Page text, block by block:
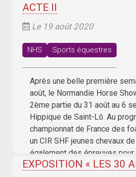
ACTE II
Le 19 août 2020
NHS Sports équestres
Après une belle première
août, le Normandie Horse
2ème partie du 31 août au 6
Hippique de Saint-Lô. Au
championnat de France des
un CIR SHF jeunes chevaux
également des épreuves pour
EXPOSITION « LES 30